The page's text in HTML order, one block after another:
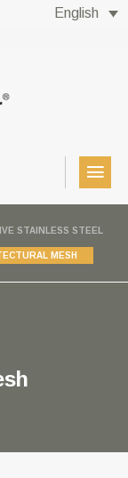
English
STAINLESS STEEL
MESH